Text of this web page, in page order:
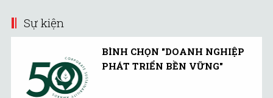
Sự kiện
BÌNH CHỌN "DOANH NGHIỆP
PHÁT TRIỂN BỀN VỮNG"